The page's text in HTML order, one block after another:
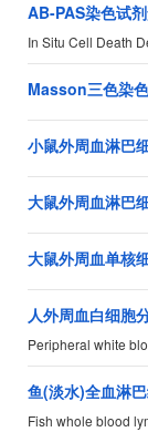
AB-PAS染色试
In Situ Cell Death
Masson三色染
小鼠外周血淋巴
大鼠外周血淋巴
大鼠外周血单核
人外周血白细胞
Peripheral white
鱼(淡水)全血淋
Fish whole blood